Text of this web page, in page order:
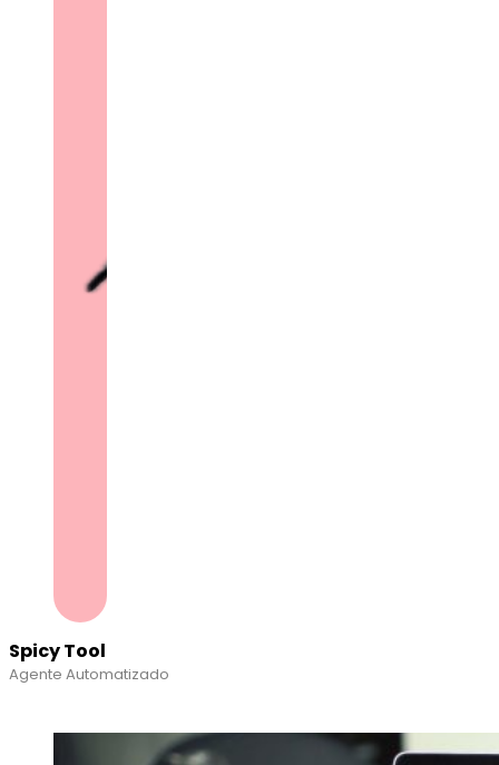
Spicy Tool
Agente Automatizado